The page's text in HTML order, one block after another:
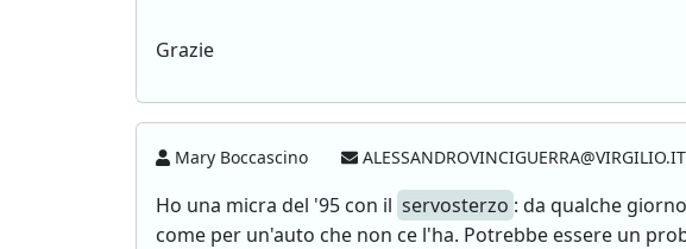
Grazie
Mary Boccascino ALESSANDROVINCIGUERRA@VIRGILIO.IT
Ho una micra del '95 con il servosterzo : da qualche
come per un'auto che non ce l'ha. Potrebbe essere un